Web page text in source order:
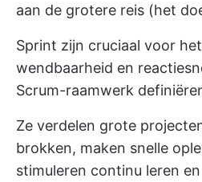
aan de grotere reis (het
Sprint zijn cruciaal voor
wendbaarheid en
Scrum-raamwerk
Ze verdelen grote
brokken, maken snelle
stimuleren continu leren